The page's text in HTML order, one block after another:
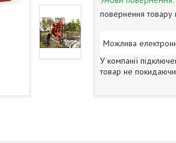
повернення товару
У компанії
товар не покидаючи